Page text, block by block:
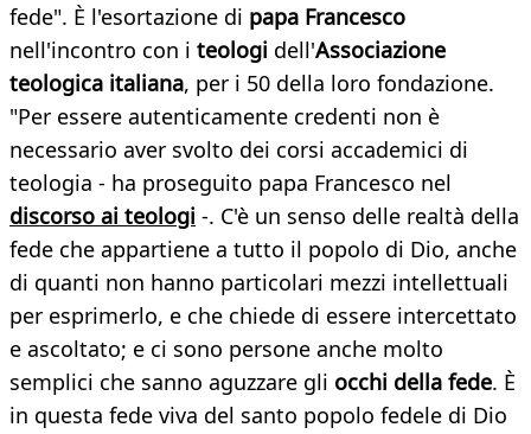
fede". È l'esortazione di papa Francesco
nell'incontro con i teologi dell'Associazione
teologica italiana, per i 50 della loro fondazione.
"Per essere autenticamente credenti non è
necessario aver svolto dei corsi accademici di
teologia - ha proseguito papa Francesco nel
discorso ai teologi -. C'è un senso delle realtà della
fede che appartiene a tutto il popolo di Dio, anche
di quanti non hanno particolari mezzi intellettuali
per esprimerlo, e che chiede di essere intercettato
e ascoltato; e ci sono persone anche molto
semplici che sanno aguzzare gli occhi della fede. È
in questa fede viva del santo popolo fedele di Dio